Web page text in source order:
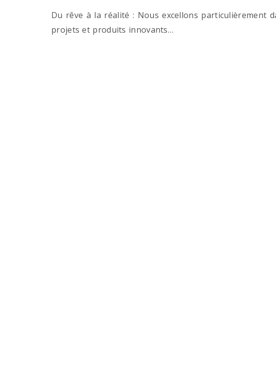
Du rêve à la réalité : Nous excellons particulièrement
projets et produits innovants…